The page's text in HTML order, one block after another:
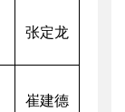
张定龙
崔建德